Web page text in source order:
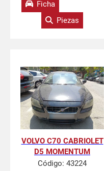
Ficha
Piezas
VOLVO C70 CABRIOLET
D5 MOMENTUM
Código: 43224